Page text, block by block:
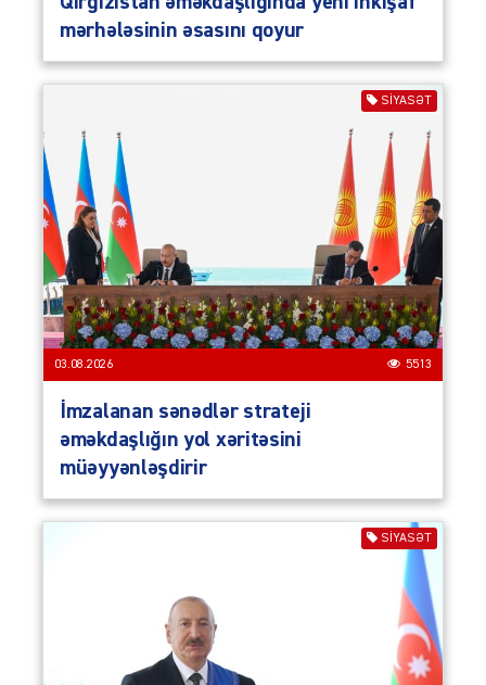
mərhələsinin əsasını qoyur
SIYASƏT
03.08.2026 5513
İmzalanan sənədlər strateji
əməkdaşlığın yol xəritəsini
müəyyənləşdirir
SIYASƏT